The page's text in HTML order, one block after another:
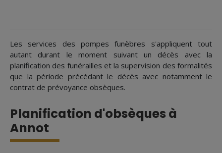
Les services des pompes funèbres s'appliquent tout
autant durant le moment suivant un décès avec la
planification des funérailles et la supervision des formalités
que la période précédant le décès avec notamment le
contrat de prévoyance obsèques.
Planification d'obsèques à
Annot